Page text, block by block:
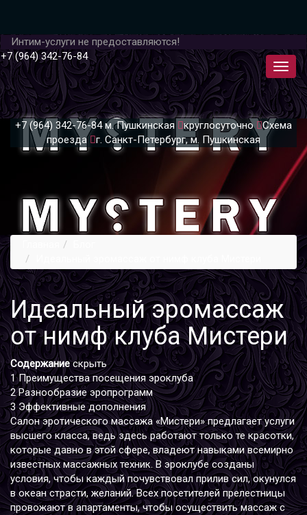
Интим-услуги не предоставляются!
+7 (964) 342-76-84
+7 (964) 342-76-84 м. Пушкинская круглосуточно
Схема
проезда
г. Санкт-Петербург, м. Пушкинская
Идеальный эромассаж
от нимф клуба Мистери
Содержание скрыть
1 Преимущества посещения эроклуба
2 Разнообразие эропрограмм
3 Эффективные дополнения
Салон эротического массажа «Мистери» предлагает услуги
высшего класса, ведь здесь работают только те красотки,
которые давно в этой сфере, владеют навыками всемирно
известных массажных техник. В эроклубе созданы
условия, чтобы каждый почувствовал прилив сил, окунулся
в океан страсти, желаний. Всех посетителей прелестницы
провожают в апартаменты, чтобы осуществить массаж с